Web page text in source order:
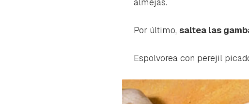
Por último, saltea las
Espolvorea con perejil